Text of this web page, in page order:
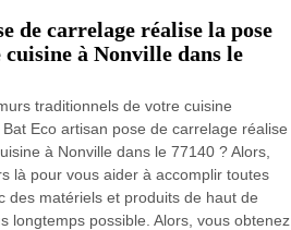
de carrelage réalise la pose
cuisine à Nonville dans le
traditionnels de votre cuisine
Eco artisan pose de carrelage réalise
à Nonville dans le 77140 ? Alors,
là pour vous aider à accomplir toutes
des matériels et produits de haut de
longtemps possible. Alors, vous obtenez